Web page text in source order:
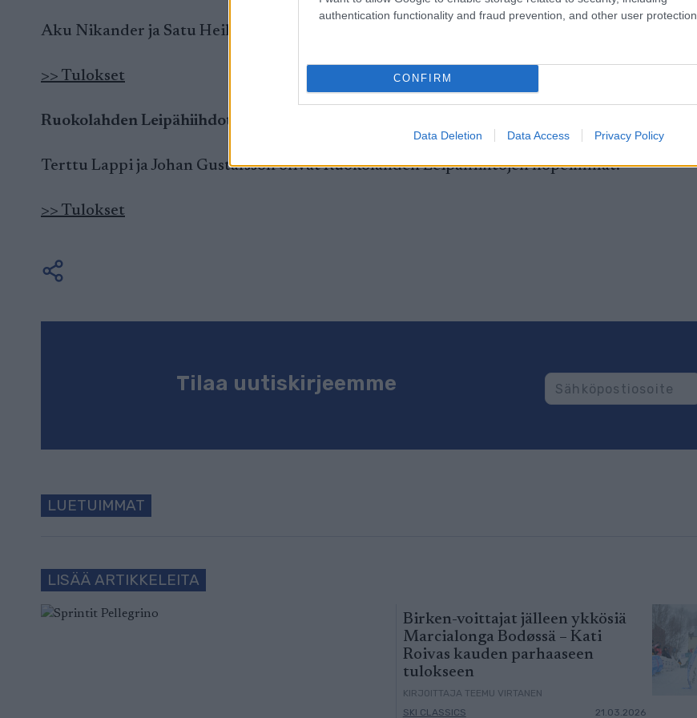
authentication functionality and fraud prevention, and other user protection.
CONFIRM
Data Deletion Data Access Privacy Policy
Aku Nikander ja Satu Heikkilä olivat voittajia Nastolassa.
>> Tulokset
Ruokolahden Leipähiihdot 8.1.
Terttu Lappi ja Johan Gustafsson olivat Ruokolahden Leipähiihtojen nopeimmat.
>> Tulokset
Tilaa uutiskirjeemme
LUETUIMMAT
LISÄÄ ARTIKKELEITA
Birken-voittajat jälleen ykkösiä
Marcialonga Bodøssä – Kati
Roivas kauden parhaaseen
tulokseen
KIRJOITTAJA TEEMU VIRTANEN
SKI CLASSICS
21.03.2026